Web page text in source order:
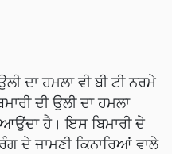
ਦਾ ਹਮਲਾ ਵੀ ਬੀ ਟੀ ਨਰਮੇ
ਦੀ ਉਲੀ ਦਾ ਹਮਲਾ
ਹੈ। ਇਸ ਬਿਮਾਰੀ ਦੇ
ਦੇ ਜਾਮਣੀ ਕਿਨਾਰਿਆਂ ਵਾਲੇ